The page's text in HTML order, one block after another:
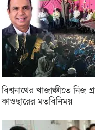
বিশ্বনাথের খাজাঞ্চীতে নিজ
কাওছারের মতবিনিময়